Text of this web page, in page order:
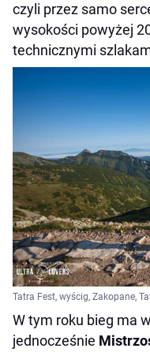
czyli przez samo
wysokości powyżej
technicznymi
Tatra Fest, wyścig, Zakopane,
W tym roku bieg ma
jednocześnie